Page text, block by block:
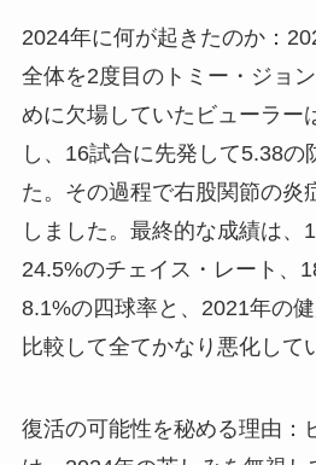
2024年に何が起きたのか：
全体を2度目のトミー・ジョ
めに欠場していたビューラー
し、16試合に先発して5.38の
た。その過程で右股関節の炎
しました。最終的な成績は、
24.5%のチェイス・レート、
8.1%の四球率と、2021年の
比較して全てかなり悪化して
復活の可能性を秘める理由：